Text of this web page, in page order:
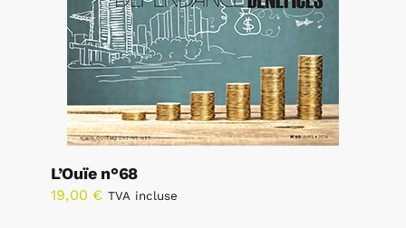
L’Ouïe n°68
19,00 € TVA incluse